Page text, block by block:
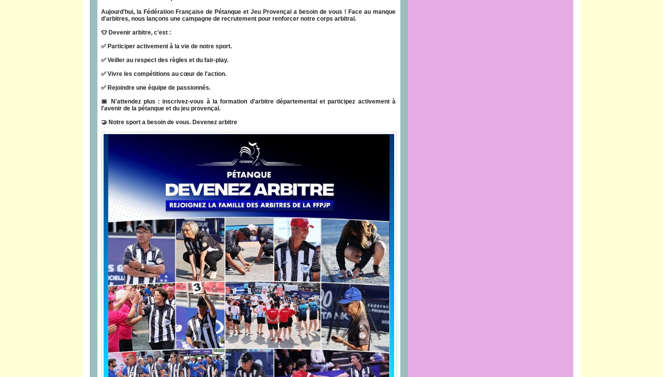
Aujourd'hui, la Fédération Française de Pétanque et Jeu Provençal a besoin de vous ! Face au manque
d'arbitres, nous lançons une campagne de recrutement pour renforcer notre corps arbitral.
👕 Devenir arbitre, c'est :
✅ Participer activement à la vie de notre sport.
✅ Veiller au respect des règles et du fair-play.
✅ Vivre les compétitions au cœur de l'action.
✅ Rejoindre une équipe de passionnés.
📅 N'attendez plus : inscrivez-vous à la formation d'arbitre départemental et participez activement à
l'avenir de la pétanque et du jeu provençal.
🤝 Notre sport a besoin de vous. Devenez arbitre